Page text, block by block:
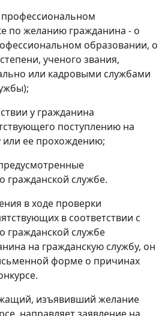
по желанию гражданина - о
образовании, о
ученого звания,
или кадровыми службами
у гражданина
поступлению на
или ее прохождению;
гражданской службе.
в ходе проверки
в соответствии с
гражданской службе
на гражданскую службу, он
форме о причинах
изъявивший желание